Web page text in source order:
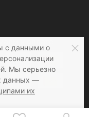
с данными о
Мы серьезно
данных —
их
в